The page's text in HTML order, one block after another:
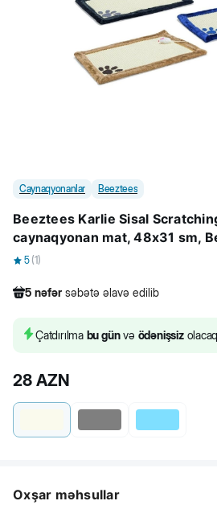
Caynaqyonanlar Beeztees
Beeztees Karlie Sisal
caynaqyonan mat, 48x31 sm,
5 (1)
5 nəfər səbətə əlavə edilib
6 nəfər məhsulu alıb
Çatdırılma bu günvə ödənişsiz
28 AZN
Oxşar məhsullar